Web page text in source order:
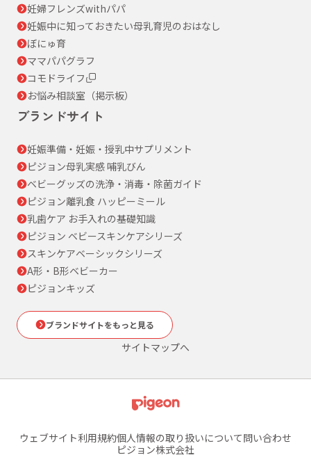
妊婦フレンズwithパパ
妊娠中に知っておきたい母乳育児のおはなし
ぼにゅ育
ママパパグラフ
コモドライフ
お悩み相談室（掲示板）
ブランドサイト
妊娠準備・妊娠・授乳中サプリメント
ピジョン母乳実感 哺乳びん
ベビーグッズの洗浄・消毒・除菌ガイド
ピジョン離乳食 ハッピーミール
乳歯ケア お手入れの基礎知識
ピジョン ベビースキンケアシリーズ
スキンケアベーシックシリーズ
A形・B形ベビーカー
ピジョンキッズ
ブランドサイトをもっと見る
サイトマップへ
ウェブサイト利用規約個人情報の取り扱いについて問い合わせ
ピジョン株式会社